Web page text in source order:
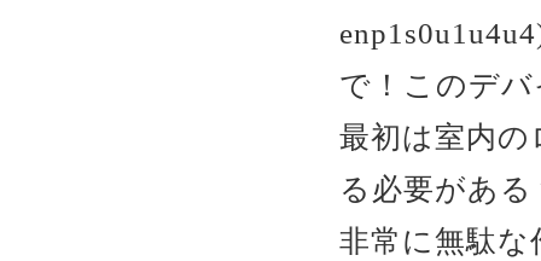
で！このデ
最初は室内
る必要がある
非常に無駄